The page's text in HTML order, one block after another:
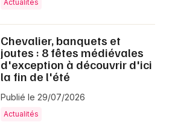
Actualités
Chevalier, banquets et
joutes : 8 fêtes médiévales
d'exception à découvrir d'ici
la fin de l'été
Publié le 29/07/2026
Actualités